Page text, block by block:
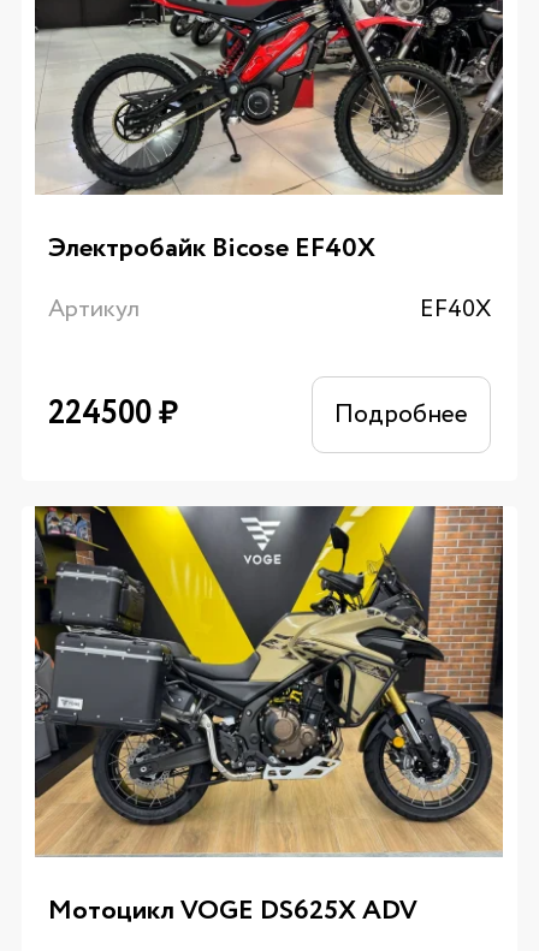
Электробайк Bicose EF40X
Артикул EF40X
224500₽ Подробнее
Мотоцикл VOGE DS625X ADV